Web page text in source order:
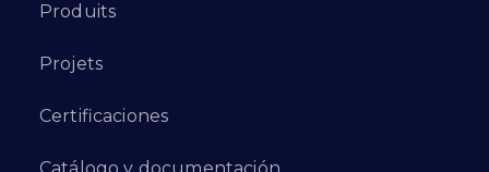
Produits
Projets
Certificaciones